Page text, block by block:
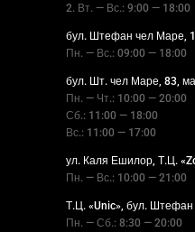
2. Вт. — Вс.: 9:00 — 18:00
бул. Штефан чел Маре,
Пн. — Вс.: 09:00 — 18:00
бул. Шт. чел Маре, 83,
Пн. — Чт.: 10:00 — 20:00
Сб.: 11:00 — 18:00
Вс.: 11:00 — 17:00
ул. Каля Ешилор, Т.Ц.
Пн. — Вс.: 10:00 — 21:00
Т.Ц. «Unic», бул.
Пн. — Сб.: 8:30 — 20:00